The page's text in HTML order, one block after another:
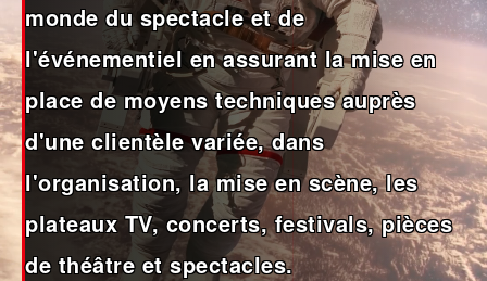
monde du spectacle et de
l'événementiel en assurant la mise en
place de moyens techniques auprès
d'une clientèle variée, dans
l'organisation, la mise en scène, les
plateaux TV, concerts, festivals, pièces
de théâtre et spectacles.